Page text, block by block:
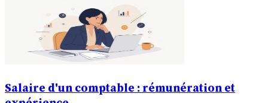
Salaire d'un comptable : rémunération et